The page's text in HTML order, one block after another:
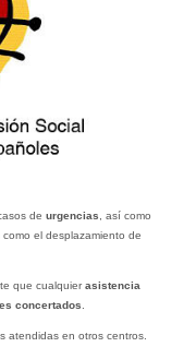
de urgencias , así como
el desplazamiento de
que cualquierasistencia
concertados
atendidas en otros centros.